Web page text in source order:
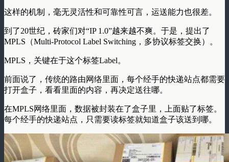
这样的机制，毫无灵活性和可靠性可言，运送能力也很差。
到了20世纪，砖家们对“IP 1.0”越来越不爽。于是，提出了
MPLS（Multi-Protocol Label Switching，多协议标签交换）
。
MPLS，关键在于这个标签Label。
前面说了，传统的路由网络里面，每个经手的快递站点都需要
打开盒子，看看里面的内容，再决定送往哪。
在MPLS网络里面，数据被封装在了盒子里，上面贴了标签。
每个经手的快递站点，只需要读标签就知道盒子该送到哪。